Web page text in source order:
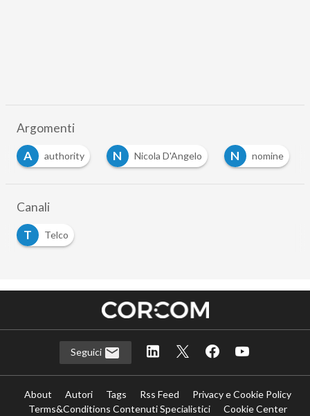
Argomenti
A
authority N Nicola D'Angelo N nomine
Canali
T
Telco
Seguici
About Autori Tags Rss Feed
Privacy e Cookie Policy
Terms&Conditions Contenuti Specialistici
Cookie Center